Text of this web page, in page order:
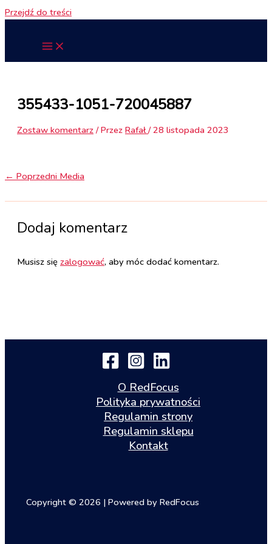
Przejdź do treści
355433-1051-720045887
Zostaw komentarz / Przez Rafał/28 listopada 2023
← Poprzedni Media
Dodaj komentarz
Musisz się zalogować, aby móc dodać komentarz.
O RedFocus
Polityka prywatności
Regulamin strony
Regulamin sklepu
Kontakt
Copyright © 2026 | Powered by RedFocus